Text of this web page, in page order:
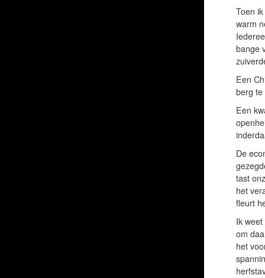
Toen
warm
bange
Een
berg te
Een
De
tast
het
fleurt
Ik
om
het